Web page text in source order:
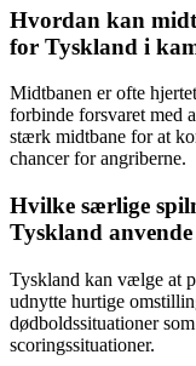
Hvordan kan
for Tyskland i
Midtbanen er ofte
forbinde forsvaret med
stærk midtbane for at
chancer for angriberne.
Hvilke særlige
Tyskland
Tyskland kan vælge at
udnytte hurtige
dødboldssituationer
scoringssituationer.